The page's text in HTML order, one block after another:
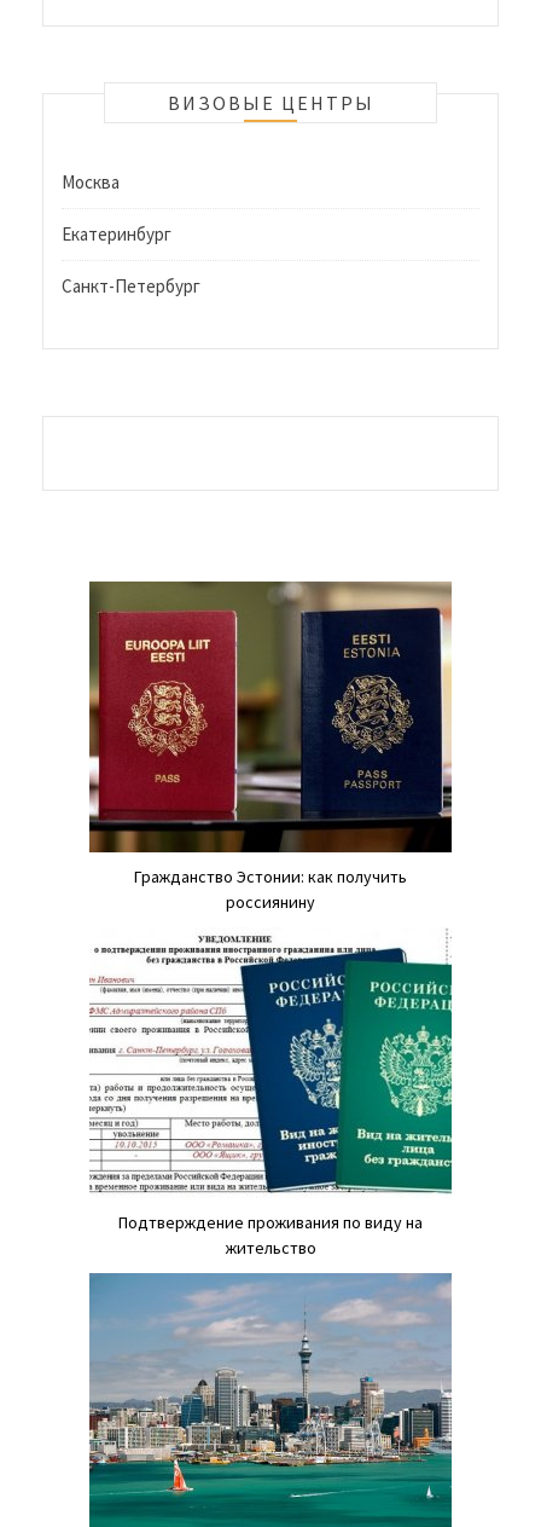
ВИЗОВЫЕ ЦЕНТРЫ
Москва
Екатеринбург
Санкт-Петербург
Гражданство Эстонии: как получить
россиянину
Подтверждение проживания по виду на
жительство